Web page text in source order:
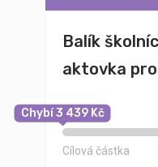
Balík
aktovka
Chybí 3 439 Kč
Cílová částka